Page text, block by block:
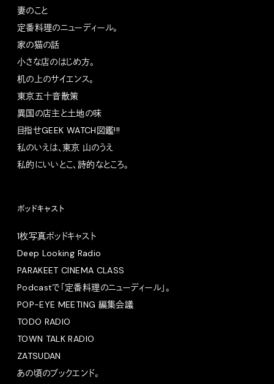
妻のこと
定番料理のニューディール。
家の猫の話
小さな店のはじめ方。
机の上のサイエンス。
東京五十音散策
異国の店主と土地の味
目指せGEEK WATCH図鑑!!!
私のいえは、東京 山のうえ
私的にいいとこ、詩的なところ。
ポッドキャスト
1枚写真ポッドキャスト
Deep Looking Radio
PARAKEET CINEMA CLASS
Podcastで「定番料理のニューディール」。
POP-EYE MEETING 編集会議
TODO RADIO
TOWN TALK RADIO
ZATSUDAN
あの頃のブックエンド。